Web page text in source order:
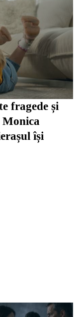
fragede și
își